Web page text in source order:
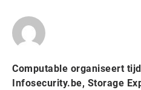
Computable organiseert
Infosecurity.be, Storage